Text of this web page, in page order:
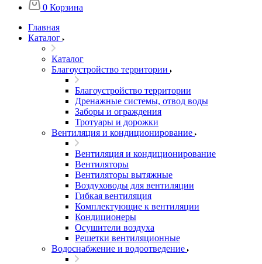
0 Корзина
Главная
Каталог
Каталог
Благоустройство территории
Благоустройство территории
Дренажные системы, отвод воды
Заборы и ограждения
Тротуары и дорожки
Вентиляция и кондиционирование
Вентиляция и кондиционирование
Вентиляторы
Вентиляторы вытяжные
Воздуховоды для вентиляции
Гибкая вентиляция
Комплектующие к вентиляции
Кондиционеры
Осушители воздуха
Решетки вентиляционные
Водоснабжение и водоотведение